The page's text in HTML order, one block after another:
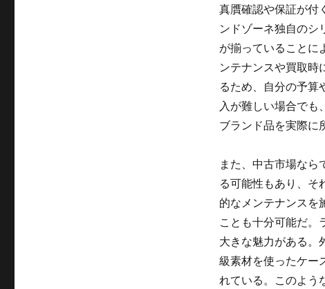
真贋確認や保証が付
ンドゾーネ独自のシ
が揃っていることに
ンテナンスや買取時
るため、自分の予算
入が難しい場合で
ブランド品を実際に
また、中古市場なら
る可能性もあり、そ
的なメンテナンスを
ことも十分可能だ。
大きな魅力がある。
級素材を使ったケー
れている。このよう